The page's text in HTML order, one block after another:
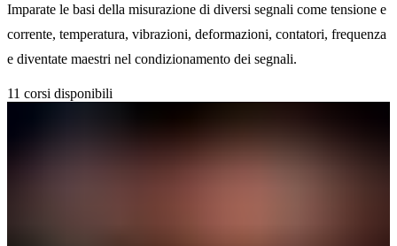
Imparate le basi della misurazione di diversi segnali come tensione e
corrente, temperatura, vibrazioni, deformazioni, contatori, frequenza
e diventate maestri nel condizionamento dei segnali.
11 corsi disponibili